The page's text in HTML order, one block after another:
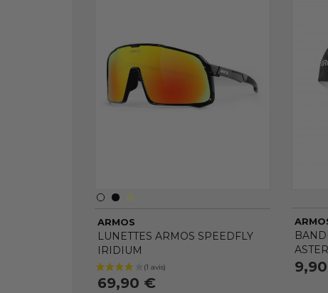
ARMOS
LUNETTES ARMOS SPEEDFLY
IRIDIUM
69,90 €